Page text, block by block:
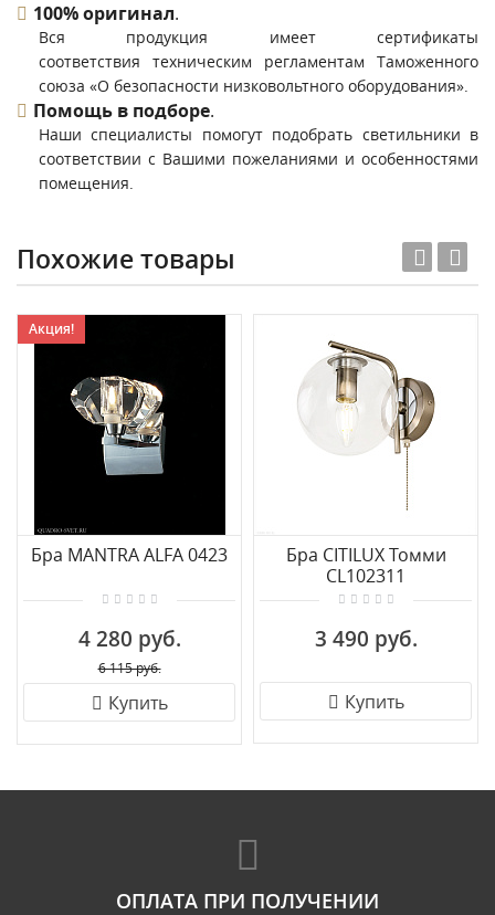
100% оригинал.
Вся продукция имеет сертификаты
соответствия техническим регламентам Таможенного
союза «О безопасности низковольтного оборудования».
Помощь в подборе.
Наши специалисты помогут подобрать светильники в
соответствии с Вашими пожеланиями и особенностями
помещения.
Похожие товары
Акция!
Бра MANTRA ALFA 0423
4 280 руб.
6 115 руб.
Купить
Бра CITILUX Томми
CL102311
3 490 руб.
Купить
ОПЛАТА ПРИ ПОЛУЧЕНИИ